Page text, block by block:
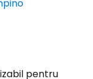
pentru